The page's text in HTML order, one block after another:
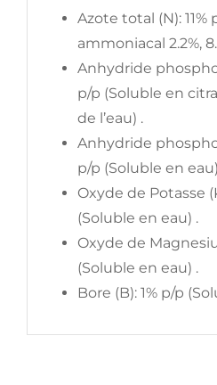
Azote total (N): 11%
ammoniacal 2.2%,
Anhydride
p/p (Soluble en
de l’eau) .
Anhydride
p/p (Soluble en
Oxyde de Potasse
(Soluble en eau) .
Oxyde de
(Soluble en eau) .
Bore (B): 1% p/p